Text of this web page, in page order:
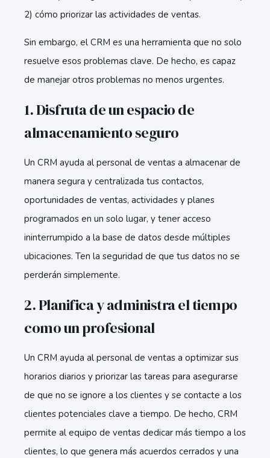
2) cómo priorizar las actividades de ventas.
Sin embargo, el CRM es una herramienta que no solo
resuelve esos problemas clave. De hecho, es capaz
de manejar otros problemas no menos urgentes.
1. Disfruta de un espacio de
almacenamiento seguro
Un CRM ayuda al personal de ventas a almacenar de
manera segura y centralizada tus contactos,
oportunidades de ventas, actividades y planes
programados en un solo lugar, y tener acceso
ininterrumpido a la base de datos desde múltiples
ubicaciones. Ten la seguridad de que tus datos no se
perderán simplemente.
2. Planifica y administra el tiempo
como un profesional
Un CRM ayuda al personal de ventas a optimizar sus
horarios diarios y priorizar las tareas para asegurarse
de que no se ignore a los clientes y se contacte a los
clientes potenciales clave a tiempo. De hecho, CRM
permite al equipo de ventas dedicar más tiempo a los
clientes, lo que genera más acuerdos cerrados y una